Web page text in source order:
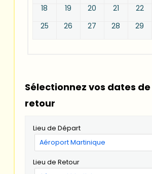
18
19 20 21 22
25
26 27 28 29
Sélectionnez vos dates
retour
Lieu de Départ
Lieu de Retour